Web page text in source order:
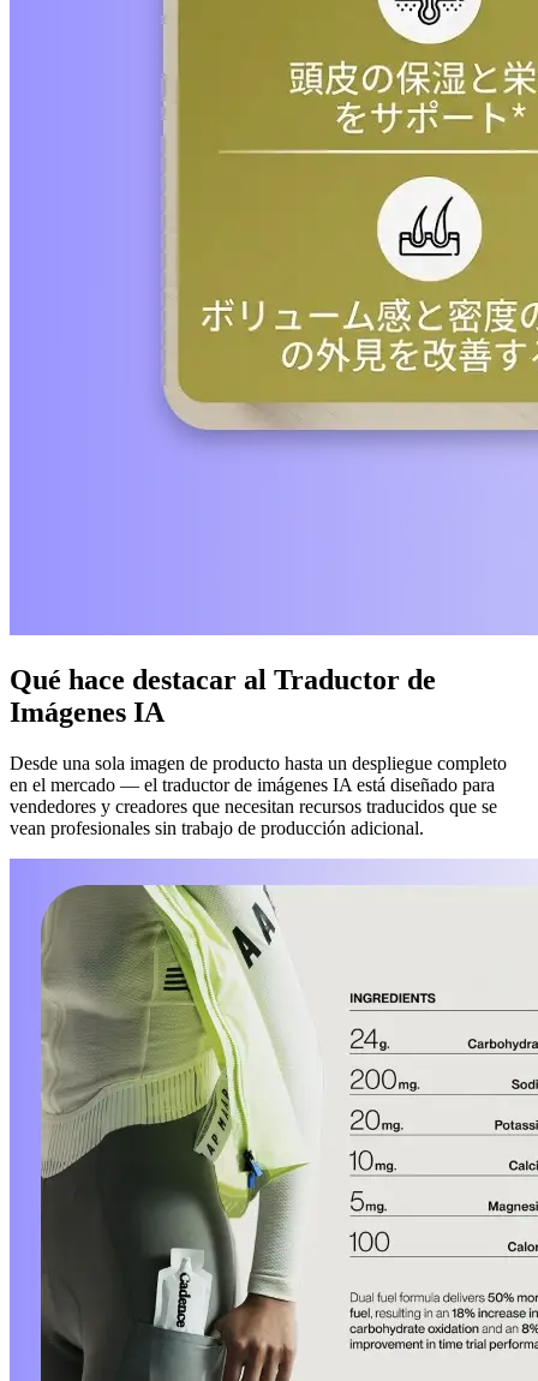
Qué hace destacar al Traductor de
Imágenes IA
Desde una sola imagen de producto hasta un despliegue completo
en el mercado — el traductor de imágenes IA está diseñado para
vendedores y creadores que necesitan recursos traducidos que se
vean profesionales sin trabajo de producción adicional.